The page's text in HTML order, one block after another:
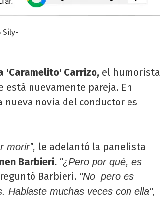
'Caramelito' Carrizo, el humorista
nuevamente pareja. En
nueva novia del conductor es
morir", le adelantó la panelista
Barbieri. "¿Pero por qué, es
Barbieri. "No, pero es
Hablaste muchas veces con ella",